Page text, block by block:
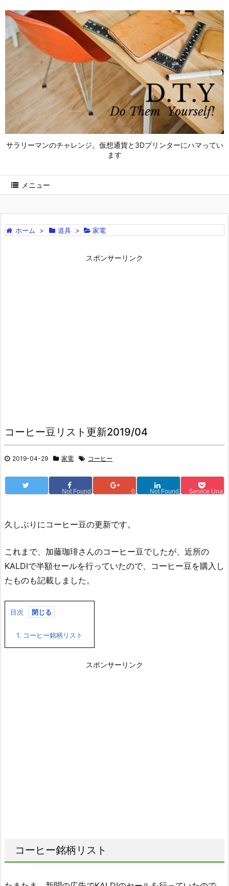
サラリーマンのチャレンジ。仮想通貨と3Dプリンターにハマってい
ます
メニュー
ホーム > 道具 > 家電
スポンサーリンク
コーヒー豆リスト更新2019/04
2019-04-29 家電 コーヒー
Not Found 0 Not Found Service Una
久しぶりにコーヒー豆の更新です。
これまで、加藤珈琲さんのコーヒー豆でしたが、近所の
KALDIで半額セールを行っていたので、コーヒー豆を購入し
たものも記載しました。
目次
1. コーヒー銘柄リスト
スポンサーリンク
コーヒー銘柄リスト